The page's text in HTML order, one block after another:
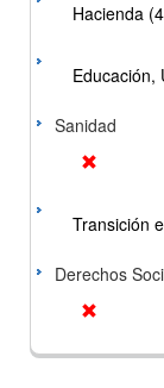
Hacienda
Educación,
Sanidad
Transición
Derechos